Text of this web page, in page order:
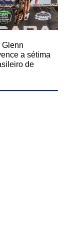
Glenn
a sétima
de